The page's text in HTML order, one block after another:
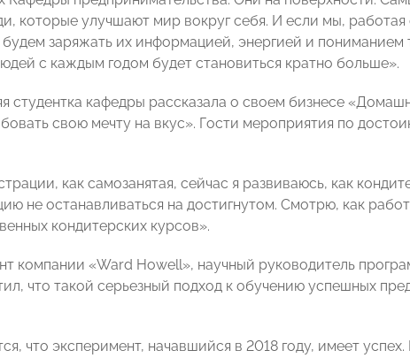
которые улучшают мир вокруг себя. И если мы,
заряжать их информацией, энергией и пониманием
с каждым годом будет становиться кратно больше».
студентка кафедры рассказала о своем бизнесе
свою мечту на вкус». Гости мероприятия по
как самозанятая, сейчас я развиваюсь, как
не останавливаться на достигнутом. Смотрю, как
кондитерских курсов».
компании «Ward Howell», научный руководитель
что такой серьезный подход к обучению успешных
что эксперимент, начавшийся в 2018 году, имеет